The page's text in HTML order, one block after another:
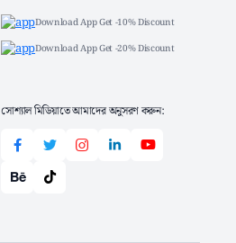
Download App Get -10% Discount
Download App Get -20% Discount
সোশ্যাল মিডিয়াতে আমাদের অনুসরণ করুন: